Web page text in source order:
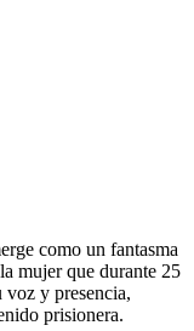
como un fantasma
mujer que durante 25
voz y presencia,
prisionera.